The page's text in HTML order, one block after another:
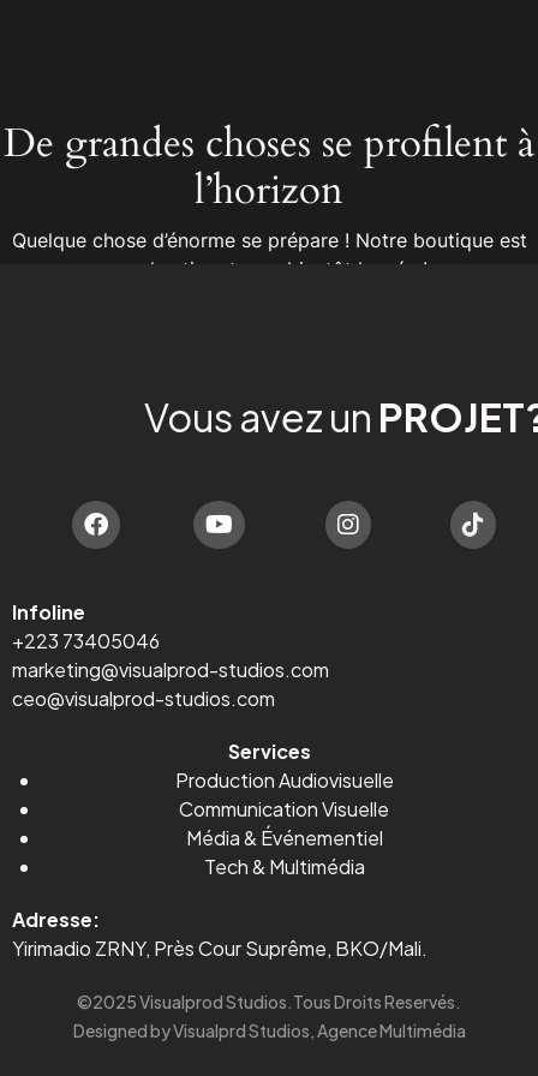
De grandes choses se profilent à
l’horizon
Quelque chose d’énorme se prépare ! Notre boutique est
en chantier et sera bientôt lancée !
Vous avez un
Infoline
+223 73405046
marketing@visualprod-studios.com
ceo@visualprod-studios.com
Services
Production Audiovisuelle
Communication Visuelle
Média& Événementiel
Tech & Multimédia
Adresse:
Yirimadio ZRNY, Près Cour Suprême, BKO/Mali.
©2025 Visualprod Studios.Tous Droits Reservés.
Designed by Visualprd Studios, Agence Multimédia